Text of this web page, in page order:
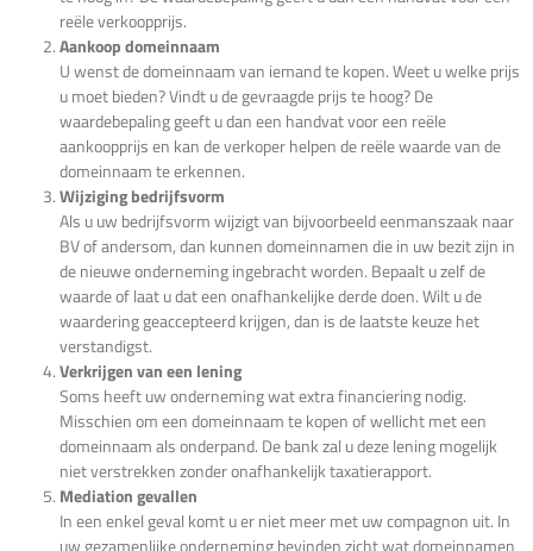
reële verkoopprijs.
Aankoop domeinnaam
U wenst de domeinnaam van iemand te kopen. Weet u welke prijs
u moet bieden? Vindt u de gevraagde prijs te hoog? De
waardebepaling geeft u dan een handvat voor een reële
aankoopprijs en kan de verkoper helpen de reële waarde van de
domeinnaam te erkennen.
Wijziging bedrijfsvorm
Als u uw bedrijfsvorm wijzigt van bijvoorbeeld eenmanszaak naar
BV of andersom, dan kunnen domeinnamen die in uw bezit zijn in
de nieuwe onderneming ingebracht worden. Bepaalt u zelf de
waarde of laat u dat een onafhankelijke derde doen. Wilt u de
waardering geaccepteerd krijgen, dan is de laatste keuze het
verstandigst.
Verkrijgen van een lening
Soms heeft uw onderneming wat extra financiering nodig.
Misschien om een domeinnaam te kopen of wellicht met een
domeinnaam als onderpand. De bank zal u deze lening mogelijk
niet verstrekken zonder onafhankelijk taxatierapport.
Mediation gevallen
In een enkel geval komt u er niet meer met uw compagnon uit. In
uw gezamenlijke onderneming bevinden zicht wat domeinnamen